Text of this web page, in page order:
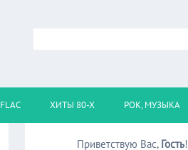
FLAC ХИТЫ 80-Х РОК, МУЗЫКА
Приветствую Вас, Гость!